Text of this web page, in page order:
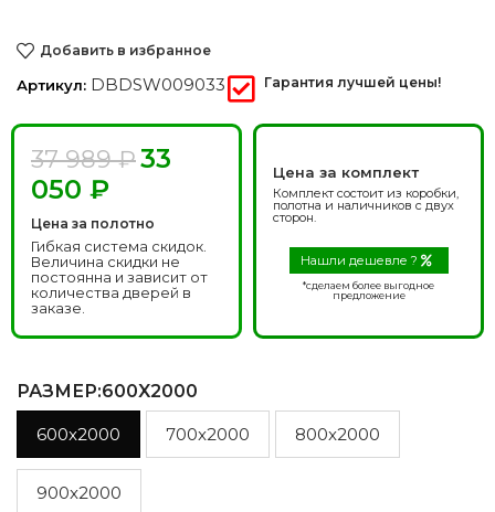
Добавить в избранное
Артикул: DBDSW009033 Гарантия лучшей цены!
37 989₽33
050 ₽
Цена за полотно
Гибкая система скидок.
Величина скидки не
постоянна и зависит от
количества дверей в
заказе.
Цена за комплект
Комплект состоит из коробки,
полотна и наличников с двух
сторон.
Нашли дешевле ?
*сделаем более выгодное
предложение
РАЗМЕР:600X2000
600x2000 700x2000 800x2000
900x2000